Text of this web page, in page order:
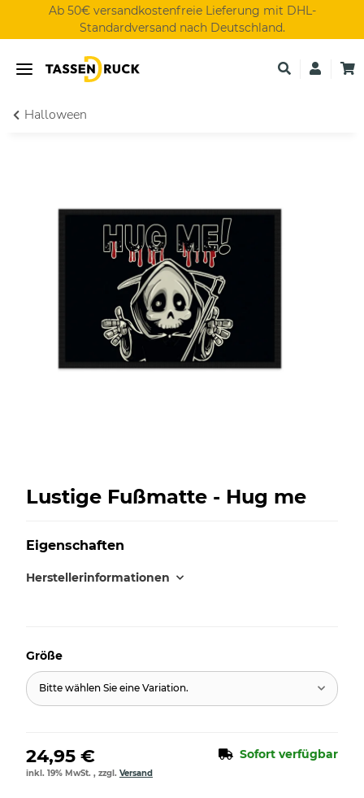
Ab 50€ versandkostenfreie Lieferung mit DHL-
Standardversand nach Deutschland.
Halloween
Lustige Fußmatte - Hug me
Eigenschaften
Herstellerinformationen
Größe
Bitte wählen Sie eine Variation.
24,95 € Sofort verfügbar
inkl. 19% MwSt. , zzgl. Versand